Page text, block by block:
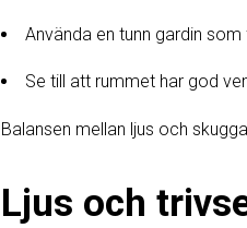
Använda en tunn gardin
Se till att rummet har god
Balansen mellan ljus och
Ljus och